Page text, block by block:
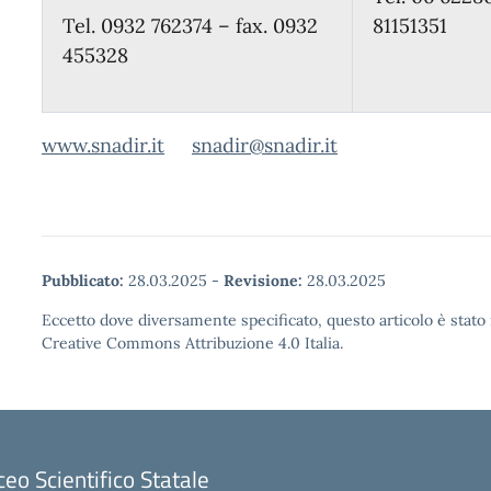
Tel. 0932 762374 – fax. 0932
455328
81151351
www.snadir.it snadir@snadir.it
Pubblicato: 28.03.2025 - Revisione: 28.03.2025
Eccetto dove diversamente specificato, questo articolo è
Creative Commons Attribuzione 4.0 Italia.
Scientifico Statale